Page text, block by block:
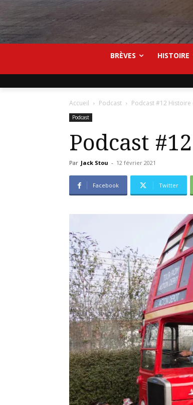
BRÈVES HISTOIRE
Accueil Podcast Podcast #12
Podcast
Podcast
Par Jack Stou - 12 février 2021
Facebook Twitter